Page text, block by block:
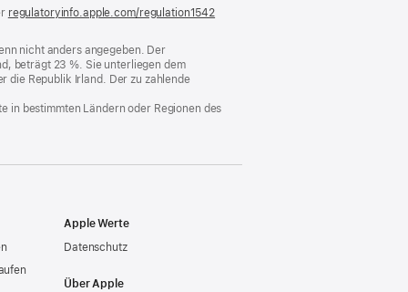
regulatoryinfo.apple.com/regulation1542
nicht anders angegeben. Der
beträgt 23 %. Sie unterliegen dem
die Republik Irland. Der zu zahlende
in bestimmten Ländern oder Regionen des
Apple Werte
Datenschutz
Über Apple